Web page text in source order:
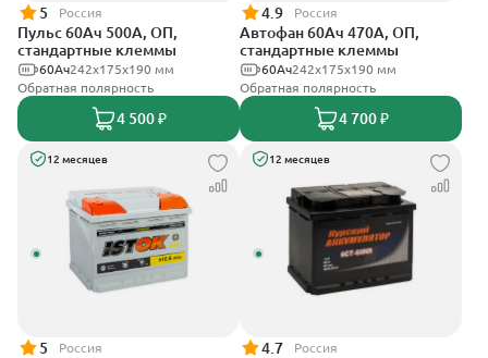
5 Россия
Пульс 60Ач 500А, ОП,
стандартные клеммы
242x175x190 мм
60Ач
Обратная полярность
4 500 ₽
4.9 Россия
Автофан 60Ач 470А, ОП,
стандартные клеммы
242х175х190 мм
60Ач
Обратная полярность
4 700 ₽
12 месяцев
5 Россия
12 месяцев
4.7 Россия